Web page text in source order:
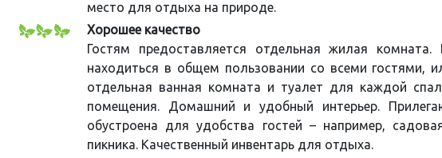
место для отдыха на природе.
Хорошее качество
Гостям предоставляется отдельная жилая
находиться в общем пользовании со всеми гостями,
отдельная ванная комната и туалет для каждой
помещения. Домашний и удобный интерьер.
обустроена для удобства гостей – например,
пикника. Качественный инвентарь для отдыха.